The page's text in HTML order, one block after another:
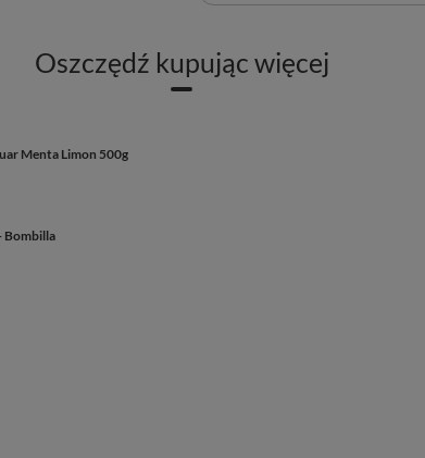
Oszczędź kupując więcej
Menta Limon 500g
Bombilla